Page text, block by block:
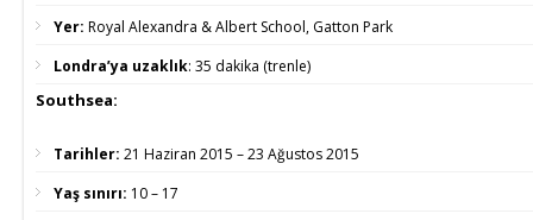
Yer: Royal Alexandra & Albert School, Gatton Park
Londra’ya uzaklık: 35 dakika (trenle)
Southsea:
Tarihler: 21 Haziran 2015 – 23 Ağustos 2015
Yaş sınırı: 10 – 17